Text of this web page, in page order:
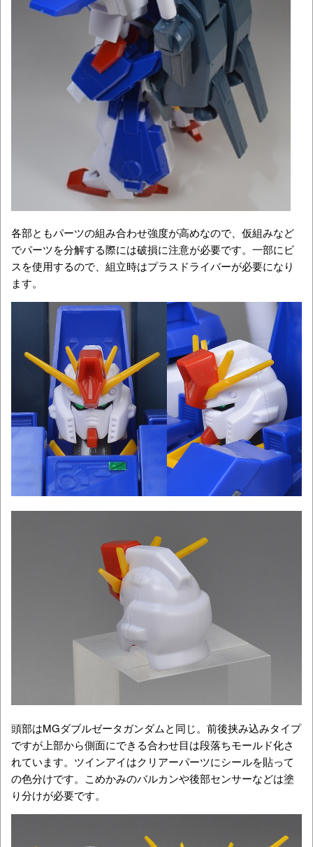
各部ともパーツの組み合わせ強度が高めなので、仮組みなど
でパーツを分解する際には破損に注意が必要です。一部にビ
スを使用するので、組立時はプラスドライバーが必要になり
ます。
頭部はMGダブルゼータガンダムと同じ。前後挟み込みタイプ
ですが上部から側面にできる合わせ目は段落ちモールド化さ
れています。ツインアイはクリアーパーツにシールを貼って
の色分けです。こめかみのバルカンや後部センサーなどは塗
り分けが必要です。